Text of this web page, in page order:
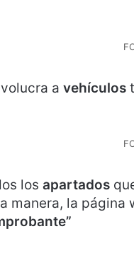
a vehículos
los apartados
manera, la página